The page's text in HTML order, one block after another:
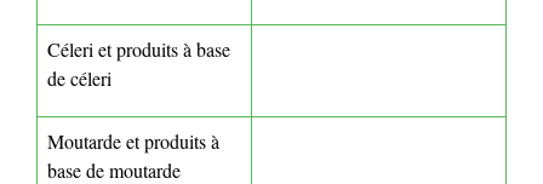
Céleri et produits à base
de céleri
Moutarde et produits à
base de moutarde